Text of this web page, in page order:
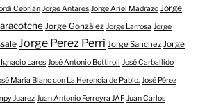
Cebrián Jorge Antares Jorge Ariel Madrazo Jorge
Jorge González Jorge Larrosa Jorge
Jorge Perez Perri Jorge Sanchez Jorge
Ignacio Lares José Antonio Bottiroli José Carballido
María Blanc con La Herencia de Pablo. José Pérez
Juarez Juan Antonio Ferreyra JAF Juan Carlos